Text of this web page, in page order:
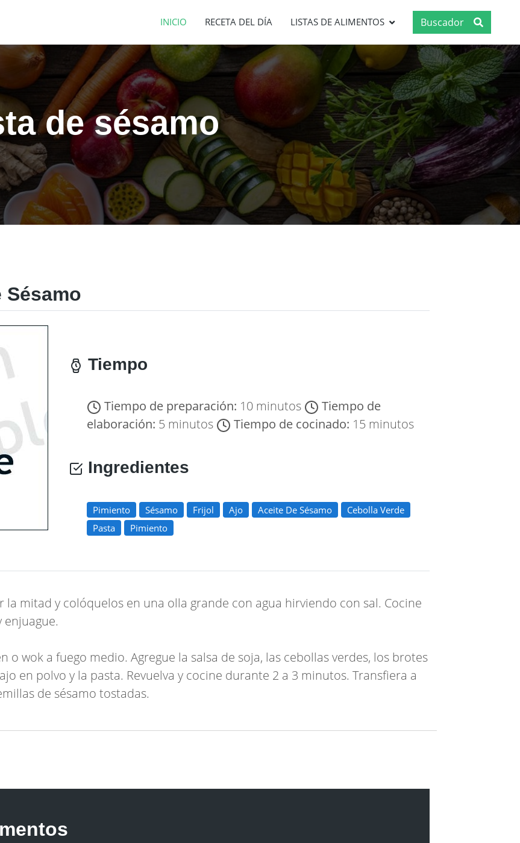
INICIO RECETA DEL DÍA LISTAS DE ALIMENTOS Buscador
de sésamo
Sésamo
Tiempo
Tiempo de preparación: 10 minutos
Tiempo de
elaboración: 5 minutos Tiempo de cocinado: 15 minutos
Ingredientes
Pimiento Sésamo Frijol Ajo Aceite De Sésamo
Cebolla Verde
Pasta
Pimiento
mitad y colóquelos en una olla grande con agua hirviendo con sal. Cocine
enjuague.
o wok a fuego medio. Agregue la salsa de soja, las cebollas verdes, los brotes
en polvo y la pasta. Revuelva y cocine durante 2 a 3 minutos. Transfiera a
de sésamo tostadas.